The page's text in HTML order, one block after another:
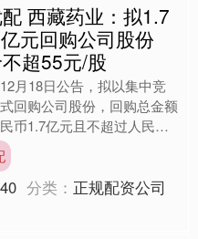
西藏药业：拟1.7
元回购公司股份
超55元/股
月18日公告，拟以集中竞
回购公司股份，回购总金额
币1.7亿元且不超过人民币2
价格不超过人民币55元/
份将用于....
分类： 正规配资公司